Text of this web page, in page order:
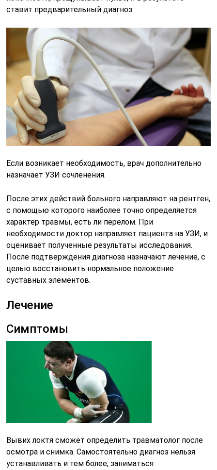
ставит предварительный диагноз
Если возникает необходимость, врач дополнительно
назначает УЗИ сочленения.
После этих действий больного направляют на рентген,
с помощью которого наиболее точно определяется
характер травмы, есть ли перелом. При
необходимости доктор направляет пациента на УЗИ, и
оценивает полученные результаты исследования.
После подтверждения диагноза назначают лечение, с
целью восстановить нормальное положение
суставных элементов.
Лечение
Симптомы
Вывих локтя сможет определить травматолог после
осмотра и снимка. Самостоятельно диагноз нельзя
устанавливать и тем более, заниматься